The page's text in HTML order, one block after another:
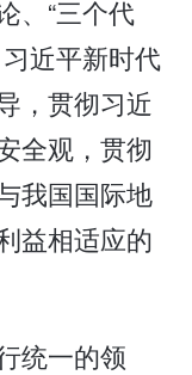
、“三个代
近平新时代
，贯彻习近
全观，贯彻
我国国际地
益相适应的
统一的领